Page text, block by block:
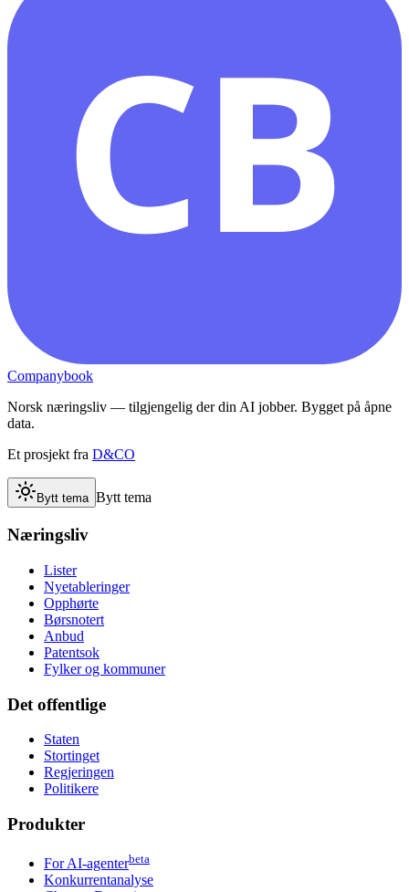
CB
Companybook
Norsk næringsliv — tilgjengelig der din AI jobber. Bygget på åpne
data.
Et prosjekt fra D&CO
Bytt tema Bytt tema
Næringsliv
Lister
Nyetableringer
Opphørte
Børsnotert
Anbud
Patentsok
Fylker og kommuner
Det offentlige
Staten
Stortinget
Regjeringen
Politikere
Produkter
For AI-agenterbeta
Konkurrentanalyse